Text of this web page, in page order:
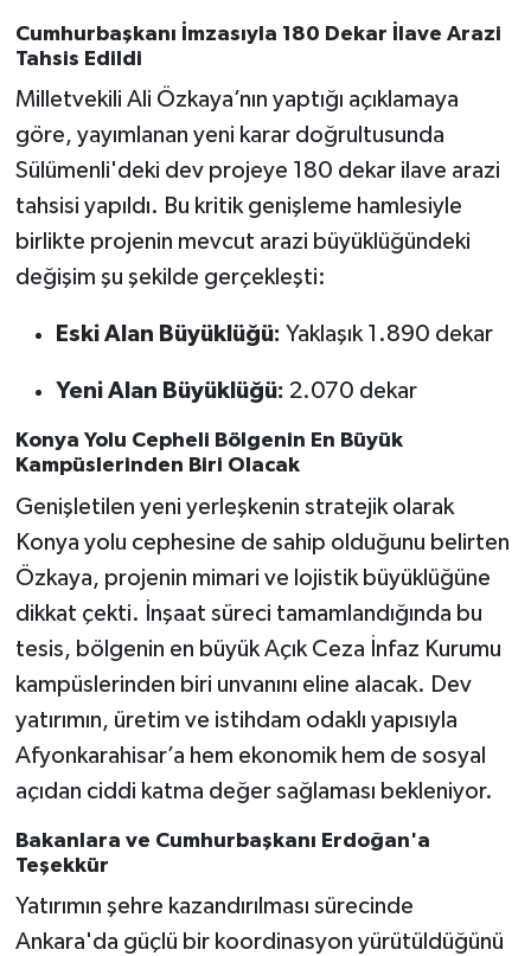
Cumhurbaşkanı İmzasıyla 180 Dekar İlave Arazi
Tahsis Edildi
Milletvekili Ali Özkaya’nın yaptığı açıklamaya
göre, yayımlanan yeni karar doğrultusunda
Sülümenli'deki dev projeye 180 dekar ilave arazi
tahsisi yapıldı. Bu kritik genişleme hamlesiyle
birlikte projenin mevcut arazi büyüklüğündeki
değişim şu şekilde gerçekleşti:
Eski Alan Büyüklüğü: Yaklaşık 1.890 dekar
Yeni Alan Büyüklüğü: 2.070 dekar
Konya Yolu Cepheli Bölgenin En Büyük
Kampüslerinden Biri Olacak
Genişletilen yeni yerleşkenin stratejik olarak
Konya yolu cephesine de sahip olduğunu belirten
Özkaya, projenin mimari ve lojistik büyüklüğüne
dikkat çekti. İnşaat süreci tamamlandığında bu
tesis, bölgenin en büyük Açık Ceza İnfaz Kurumu
kampüslerinden biri unvanını eline alacak. Dev
yatırımın, üretim ve istihdam odaklı yapısıyla
Afyonkarahisar’a hem ekonomik hem de sosyal
açıdan ciddi katma değer sağlaması bekleniyor.
Bakanlara ve Cumhurbaşkanı Erdoğan'a
Teşekkür
Yatırımın şehre kazandırılması sürecinde
Ankara'da güçlü bir koordinasyon yürütüldüğünü